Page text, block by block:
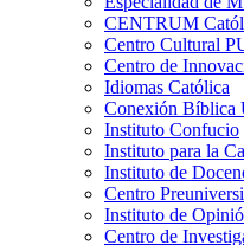
CENTRUM
Centro Cultural
Centro de
Idiomas Católica
Conexión Bíblica
Instituto Confucio
Instituto para la
Instituto de
Centro
Instituto de
Centro de